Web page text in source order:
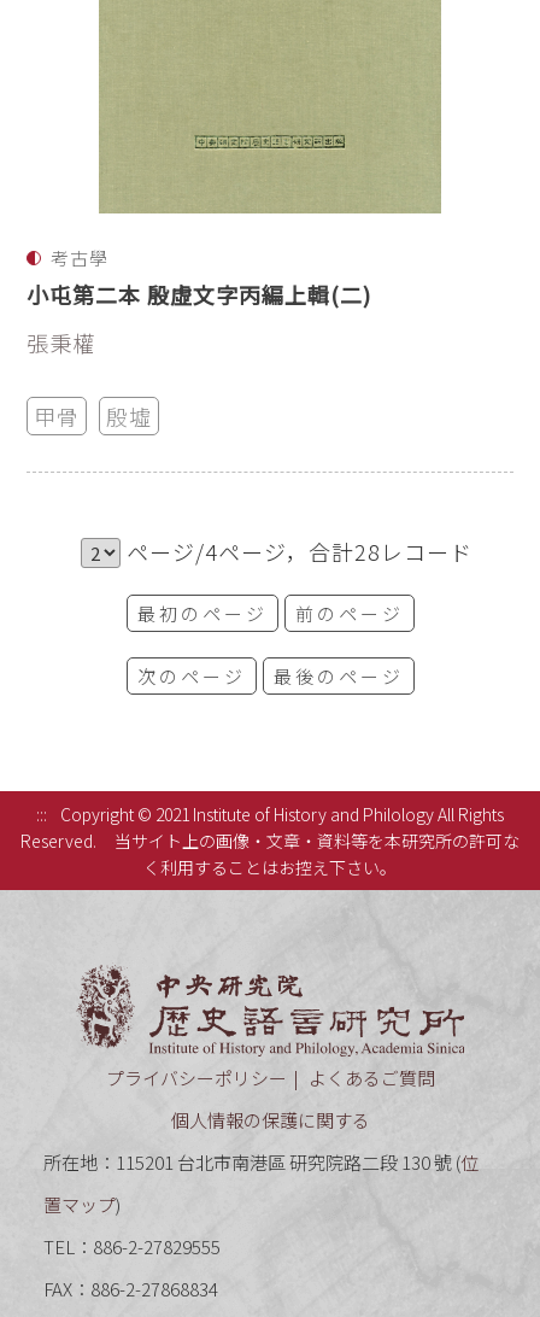
考古學
小屯第二本 殷虛文字丙編上輯(二)
張秉權
甲骨 殷墟
ページ/4ページ，合計28レコード
最初のページ 前のページ
次のページ 最後のページ
:::
Copyright © 2021 Institute of History and Philology All Rights
Reserved.
当サイト上の画像・文章・資料等を本研究所の許可な
く利用することはお控え下さい。
プライバシーポリシー
よくあるご質問
個人情報の保護に関する
所在地：115201 台北市南港區 研究院路二段 130 號 (位
置マップ)
TEL：886-2-27829555
FAX：886-2-27868834